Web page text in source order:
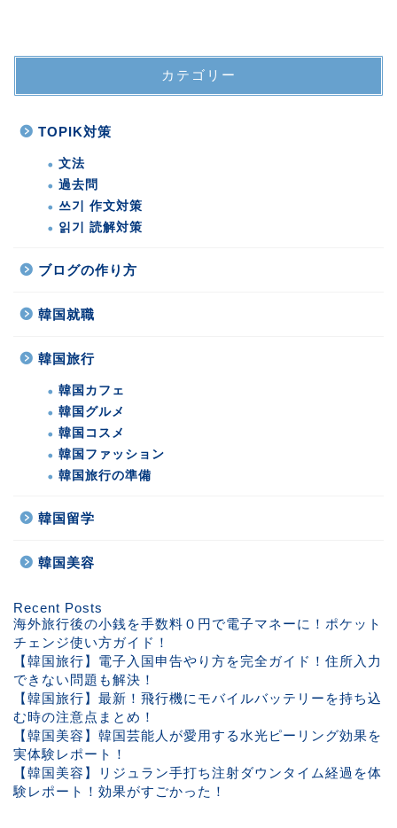
カテゴリー
TOPIK対策
文法
過去問
쓰기 作文対策
읽기 読解対策
ブログの作り方
韓国就職
韓国旅行
韓国カフェ
韓国グルメ
韓国コスメ
韓国ファッション
韓国旅行の準備
韓国留学
韓国美容
Recent Posts
海外旅行後の小銭を手数料０円で電子マネーに！ポケット
チェンジ使い方ガイド！
【韓国旅行】電子入国申告やり方を完全ガイド！住所入力
できない問題も解決！
【韓国旅行】最新！飛行機にモバイルバッテリーを持ち込
む時の注意点まとめ！
【韓国美容】韓国芸能人が愛用する水光ピーリング効果を
実体験レポート！
【韓国美容】リジュラン手打ち注射ダウンタイム経過を体
験レポート！効果がすごかった！